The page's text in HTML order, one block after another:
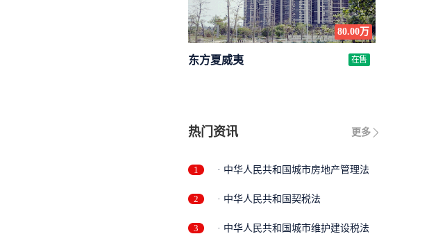
80.00万
东方夏威夷 在售
更多
热门资讯
1 · 中华人民共和国城市房地产管理法
2 · 中华人民共和国契税法
3 · 中华人民共和国城市维护建设税法